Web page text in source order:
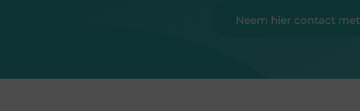
Neem hier contact